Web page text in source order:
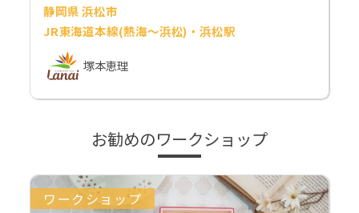
静岡県 浜松市
JR東海道本線(熱海～浜松)・浜松駅
塚本恵理
お勧めのワークショップ
ワークショップ